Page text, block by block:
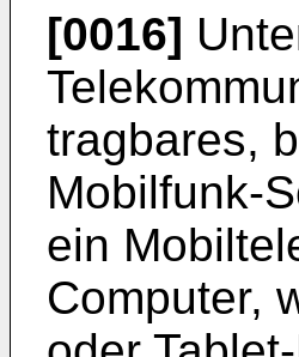
[0016]
tragbares,
Mobilfunk-
ein
Computer,